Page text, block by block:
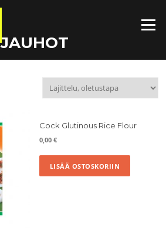
Valikko
JAUHOT
Cock Glutinous Rice Flour
0,00€
LISÄÄ OSTOSKORIIN